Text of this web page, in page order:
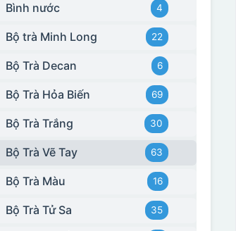
Bình nước 4
Bộ trà Minh Long 22
Bộ Trà Decan 6
Bộ Trà Hỏa Biến 69
Bộ Trà Trắng 30
Bộ Trà Vẽ Tay 63
Bộ Trà Màu 16
Bộ Trà Tử Sa 35